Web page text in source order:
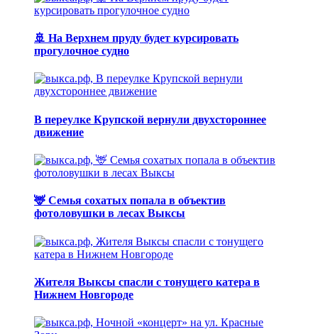
🚢 На Верхнем пруду будет курсировать
прогулочное судно
В переулке Крупской вернули двухстороннее
движение
🦌 Семья сохатых попала в объектив
фотоловушки в лесах Выксы
Жителя Выксы спасли с тонущего катера в
Нижнем Новгороде